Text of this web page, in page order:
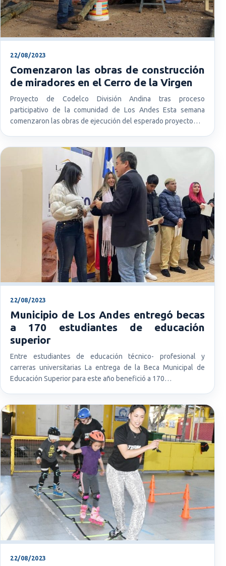
22/08/2023
Comenzaron las obras de construcción
de miradores en el Cerro de la Virgen
Proyecto de Codelco División Andina tras proceso
participativo de la comunidad de Los Andes Esta semana
comenzaron las obras de ejecución del esperado proyecto…
22/08/2023
Municipio de Los Andes entregó becas
a 170 estudiantes de educación
superior
Entre estudiantes de educación técnico- profesional y
carreras universitarias La entrega de la Beca Municipal de
Educación Superior para este año benefició a 170…
22/08/2023